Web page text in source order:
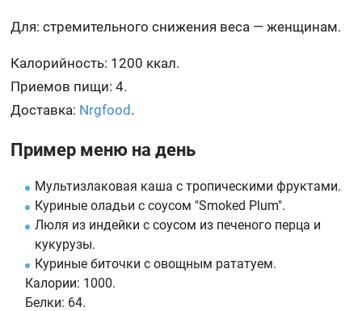
Для: стремительного снижения веса — женщинам.
Калорийность: 1200 ккал.
Приемов пищи: 4.
Доставка: Nrgfood .
Пример меню на день
Мультизлаковая каша с тропическими фруктами.
Куриные оладьи с соусом "Smoked Plum".
Люля из индейки с соусом из печеного перца и
кукурузы.
Куриные биточки с овощным рататуем.
Калории: 1000.
Белки: 64.